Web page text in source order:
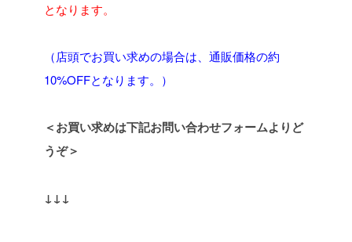
となります。
（店頭でお買い求めの場合は、通販価格の約
10%OFFとなります。）
＜お買い求めは下記お問い合わせフォームよりど
うぞ＞
↓↓↓